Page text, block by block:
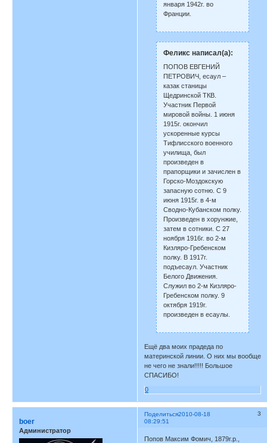
января 1942г. во
Франции.
Феликс написал(а):
ПОПОВ ЕВГЕНИЙ
ПЕТРОВИЧ, есаул –
казак станицы
Щедринской ТКВ.
Участник Первой
мировой войны. 1 июня
1915г. окончил
ускоренные курсы
Тифлисского военного
училища, был
произведен в
прапорщики и зачислен в
Горско-Моздокскую
запасную сотню. С 9
июня 1915г. в 4-м
Сводно-Кубанском полку.
Произведен в хорунжие,
затем в сотники. С 27
ноября 1916г. во 2-м
Кизляро-Гребенском
полку. В 1917г.
подъесаул. Участник
Белого Движения.
Служил во 2-м Кизляро-
Гребенском полку. 9
октября 1919г.
произведен в есаулы.
Ещё два моих прадеда по
материнской линии. О них мы вообще
не чего не знали!!!!! Большое
СПАСИБО!
0
Поделиться 3
2010-08-18
08:29:51
boer
Администратор
Попов Максим Фомич, 1879г.р.,